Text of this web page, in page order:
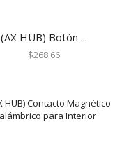
(AX HUB) Botón ...
$268.66